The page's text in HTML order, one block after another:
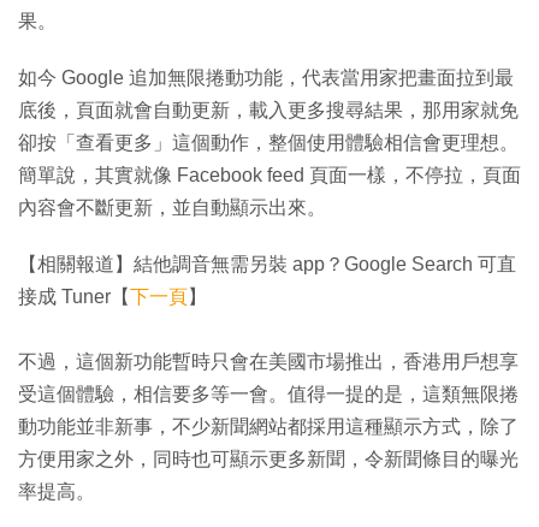
果。
如今 Google 追加無限捲動功能，代表當用家把畫面拉到最
底後，頁面就會自動更新，載入更多搜尋結果，那用家就免
卻按「查看更多」這個動作，整個使用體驗相信會更理想。
簡單說，其實就像 Facebook feed 頁面一樣，不停拉，頁面
內容會不斷更新，並自動顯示出來。
【相關報道】結他調音無需另裝 app？Google Search 可直
接成 Tuner【下一頁】
不過，這個新功能暫時只會在美國市場推出，香港用戶想享
受這個體驗，相信要多等一會。值得一提的是，這類無限捲
動功能並非新事，不少新聞網站都採用這種顯示方式，除了
方便用家之外，同時也可顯示更多新聞，令新聞條目的曝光
率提高。